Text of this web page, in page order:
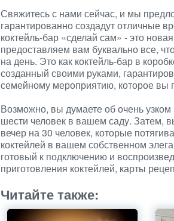
Свяжитесь с нами сейчас, и мы
гарантированно создадут отличные
коктейль-бар «сделай сам» - это
предоставляем вам буквально все,
на день. Это как коктейль-бар в
созданный своими руками,
семейному мероприятию, которое
Возможно, вы думаете об очень
шести человек в вашем саду. Затем,
вечер на 30 человек, которые
коктейлей в вашем собственном
готовый к подключению и
приготовления коктейлей, карты
Читайте также: